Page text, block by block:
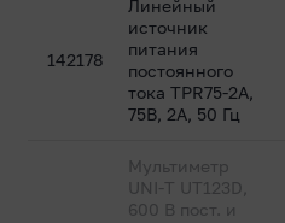
142178
Линейный
источник
питания
постоянного
тока TPR75-2A,
75В, 2A, 50 Гц
Мультиметр
UNI-T UT123D,
600 В пост. и